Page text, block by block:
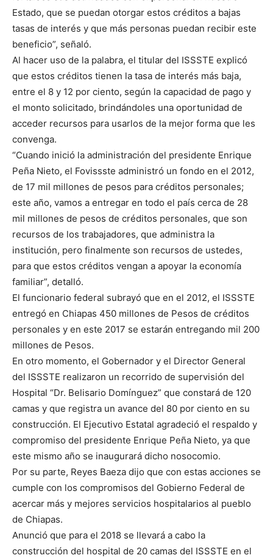
Estado, que se puedan otorgar estos créditos a bajas
tasas de interés y que más personas puedan recibir este
beneficio”, señaló.
Al hacer uso de la palabra, el titular del ISSSTE explicó
que estos créditos tienen la tasa de interés más baja,
entre el 8 y 12 por ciento, según la capacidad de pago y
el monto solicitado, brindándoles una oportunidad de
acceder recursos para usarlos de la mejor forma que les
convenga.
“Cuando inició la administración del presidente Enrique
Peña Nieto, el Fovissste administró un fondo en el 2012,
de 17 mil millones de pesos para créditos personales;
este año, vamos a entregar en todo el país cerca de 28
mil millones de pesos de créditos personales, que son
recursos de los trabajadores, que administra la
institución, pero finalmente son recursos de ustedes,
para que estos créditos vengan a apoyar la economía
familiar”, detalló.
El funcionario federal subrayó que en el 2012, el ISSSTE
entregó en Chiapas 450 millones de Pesos de créditos
personales y en este 2017 se estarán entregando mil 200
millones de Pesos.
En otro momento, el Gobernador y el Director General
del ISSSTE realizaron un recorrido de supervisión del
Hospital “Dr. Belisario Domínguez” que constará de 120
camas y que registra un avance del 80 por ciento en su
construcción. El Ejecutivo Estatal agradeció el respaldo y
compromiso del presidente Enrique Peña Nieto, ya que
este mismo año se inaugurará dicho nosocomio.
Por su parte, Reyes Baeza dijo que con estas acciones se
cumple con los compromisos del Gobierno Federal de
acercar más y mejores servicios hospitalarios al pueblo
de Chiapas.
Anunció que para el 2018 se llevará a cabo la
construcción del hospital de 20 camas del ISSSTE en el